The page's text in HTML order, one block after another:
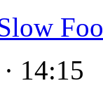
14:15